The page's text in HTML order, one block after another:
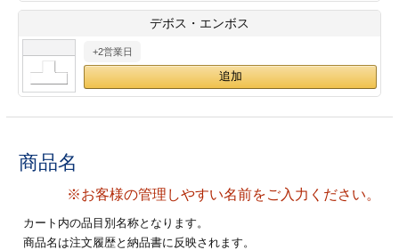
ード印刷
印刷
形マル型
印刷
名刺印刷
14
15 16 17 18
19
25
26
28
29 30
デボス・エンボス
+2営業日
商品名
※お客様の管理しやすい名前をご入力ください。
カート内の品目別名称となります。
商品名は注文履歴と納品書に反映されます。